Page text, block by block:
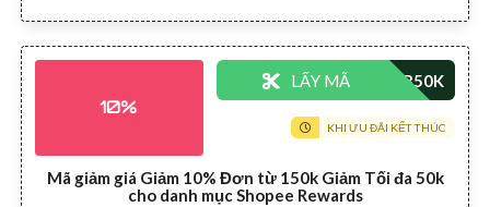
10%
Mã giảm giá Giảm 10% Đơn từ 150k Giảm Tối đa 50k
cho danh mục Shopee Rewards
LẤY MÃ
KHI ƯU ĐÃI KẾT THÚC